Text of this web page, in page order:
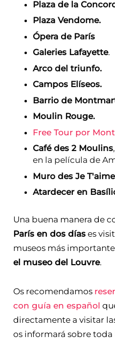
Plaza de la
Plaza Vendome.
Ópera de París
Galeries Lafayette.
Arco del triunfo.
Campos Elíseos.
Barrio de
Moulin Rouge.
Free Tour por
Café des 2 Moulins
en la película de
Muro des Je
Atardecer en
Una buena manera de
París en dos díases
museos más
el museo del Louvre.
Os recomendamos
con guía en español
directamente a visitar
os informará sobre toda